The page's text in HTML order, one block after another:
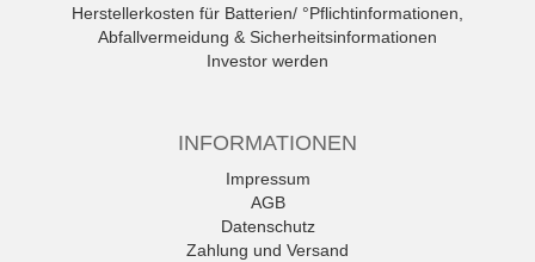
Herstellerkosten für Batterien/ °Pflichtinformationen,
Abfallvermeidung & Sicherheitsinformationen
Investor werden
INFORMATIONEN
Impressum
AGB
Datenschutz
Zahlung und Versand